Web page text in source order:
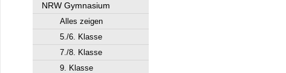
NRW Gymnasium
Alles zeigen
5./6. Klasse
7./8. Klasse
9. Klasse